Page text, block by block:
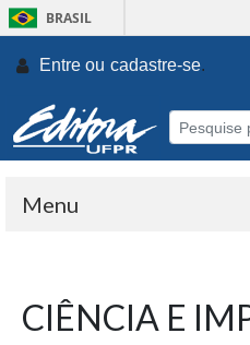
BRASIL
Entre ou cadastre-se.
Menu
CIÊNCIA E